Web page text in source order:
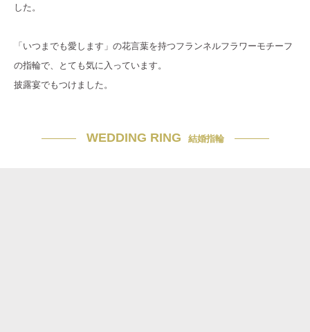
した。
「いつまでも愛します」の花言葉を持つフランネルフラワーモチーフ
の指輪で、とても気に入っています。
披露宴でもつけました。
WEDDING RING 結婚指輪